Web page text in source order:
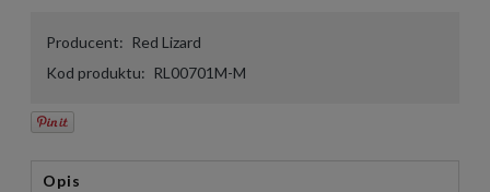
Producent: Red Lizard
Kod produktu: RL00701M-M
Opis